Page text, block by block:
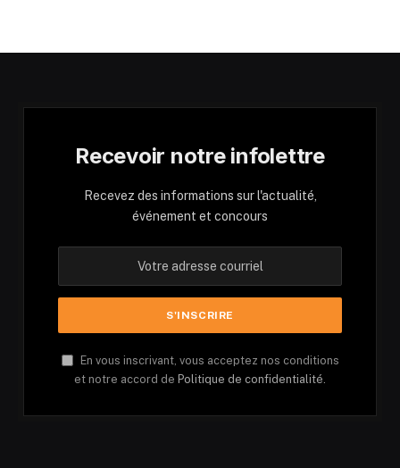
Recevoir notre infolettre
Recevez des informations sur l'actualité,
événement et concours
En vous inscrivant, vous acceptez nos conditions
et notre accord de Politique de confidentialité.